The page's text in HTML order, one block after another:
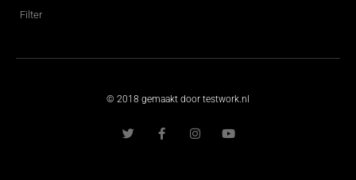
Filter
© 2018 gemaakt door testwork.nl
w
i
a
c
n
s
o
u